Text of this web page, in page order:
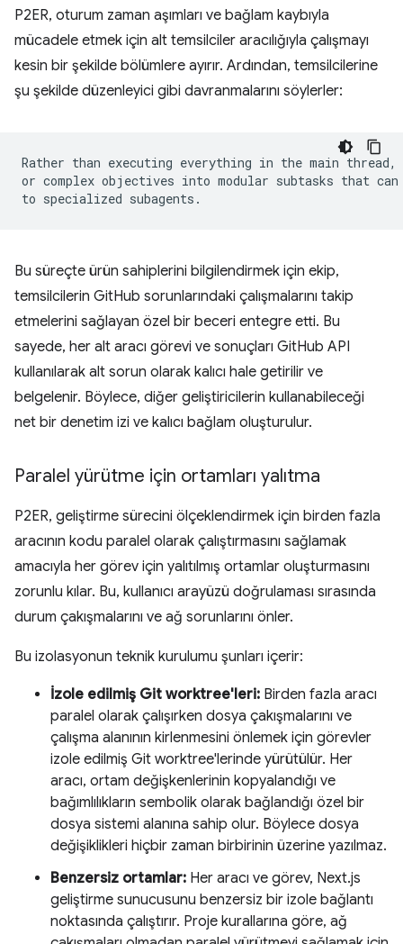
P2ER, oturum zaman aşımları ve bağlam kaybıyla
mücadele etmek için alt temsilciler aracılığıyla çalışmayı
kesin bir şekilde bölümlere ayırır. Ardından, temsilcilerine
şu şekilde düzenleyici gibi davranmalarını söylerler:
Rather than executing everything in the main thread,
or complex objectives into modular subtasks that can
Bu süreçte ürün sahiplerini bilgilendirmek için ekip,
temsilcilerin GitHub sorunlarındaki çalışmalarını takip
etmelerini sağlayan özel bir beceri entegre etti. Bu
sayede, her alt aracı görevi ve sonuçları GitHub API
kullanılarak alt sorun olarak kalıcı hale getirilir ve
belgelenir. Böylece, diğer geliştiricilerin kullanabileceği
net bir denetim izi ve kalıcı bağlam oluşturulur.
Paralel yürütme için ortamları yalıtma
P2ER, geliştirme sürecini ölçeklendirmek için birden fazla
aracının kodu paralel olarak çalıştırmasını sağlamak
amacıyla her görev için yalıtılmış ortamlar oluşturmasını
zorunlu kılar. Bu, kullanıcı arayüzü doğrulaması sırasında
durum çakışmalarını ve ağ sorunlarını önler.
Bu izolasyonun teknik kurulumu şunları içerir:
İzole edilmiş Git worktree'leri: Birden fazla aracı
paralel olarak çalışırken dosya çakışmalarını ve
çalışma alanının kirlenmesini önlemek için görevler
izole edilmiş Git worktree'lerinde yürütülür. Her
aracı, ortam değişkenlerinin kopyalandığı ve
bağımlılıkların sembolik olarak bağlandığı özel bir
dosya sistemi alanına sahip olur. Böylece dosya
değişiklikleri hiçbir zaman birbirinin üzerine yazılmaz.
Benzersiz ortamlar: Her aracı ve görev, Next.js
geliştirme sunucusunu benzersiz bir izole bağlantı
noktasında çalıştırır. Proje kurallarına göre, ağ